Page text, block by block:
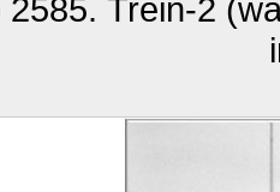
2585. Trein-2